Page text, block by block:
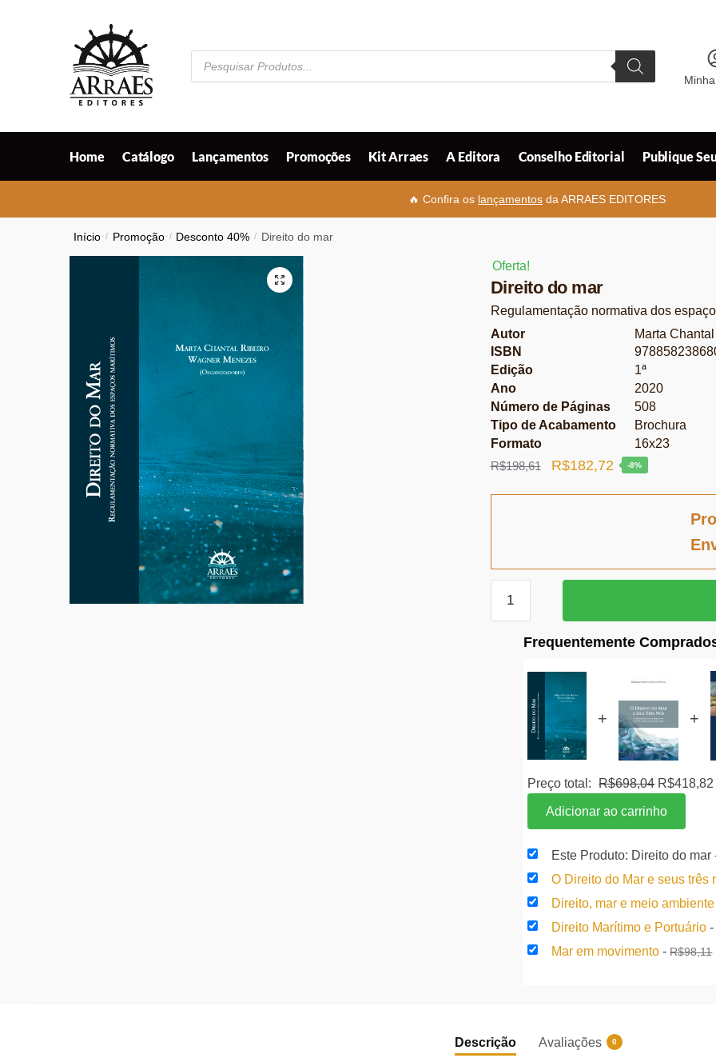
Pesquisar
produtos
Home Catálogo Lançamentos Promoções Kit Arraes A Editora Conselho Editorial Publique
🔥 Confira os lançamentos da ARRAES EDITORES
Início / Promoção / Desconto 40% / Direito do mar
🔍
Oferta!
Direito do mar
Regulamentação normativa dos
Autor
Marta
ISBN
Edição
1ª
Ano
2020
Número de Páginas
508
Tipo de Acabamento
Brochura
Formato
16x23
R$198,61
O
R$182,72O
-8%
quantidadeFrequentemente
+ +
Preço total: R$698,04 O
R$698,04.
R$418,82
Adicionar ao carrinho
Este Produto: Direito do mar
O Direito do Mar e seus três
Direito, mar e meio
Direito Marítimo e Portuário
Mar em movimento-R$98,11
Descrição
Avaliações 0